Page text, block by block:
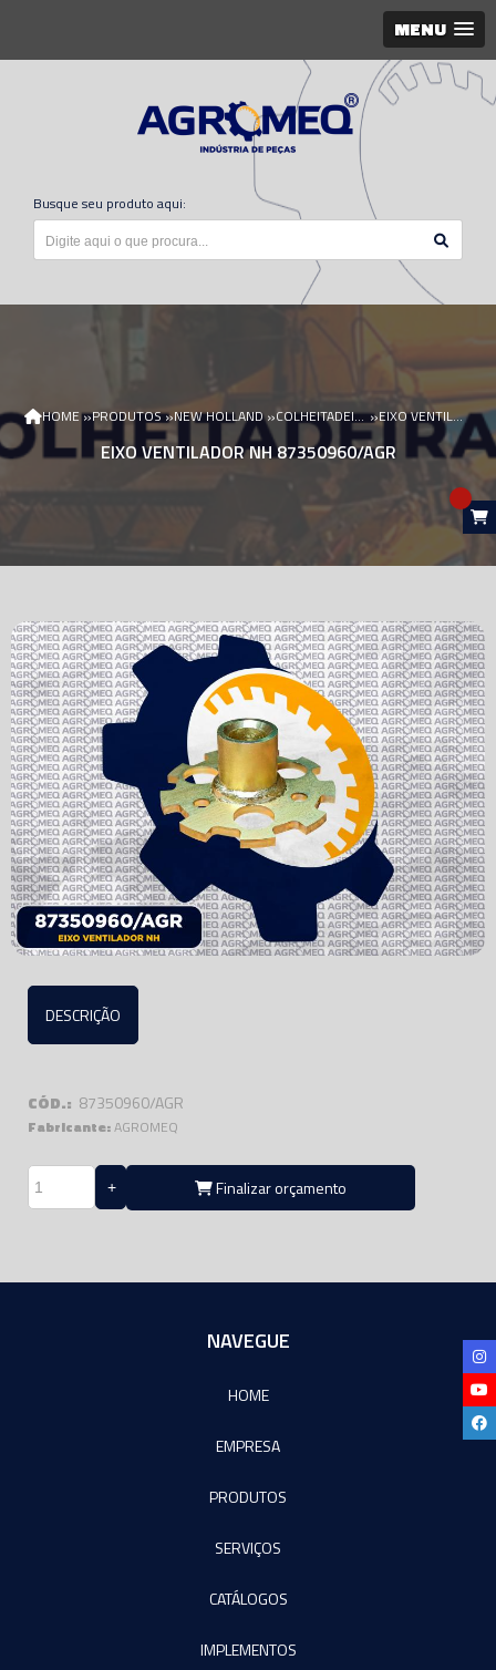
MENU
Busque seu produto aqui:
HOME »PRODUTOS»NEW HOLLAND» COLHEITADEIRA NEW HOLLAND » EIXO VENTILADOR NH 87350960/AGR
EIXO VENTILADOR NH 87350960/AGR
DESCRIÇÃO
CÓD.: 87350960/AGR
Fabricante:AGROMEQ
Finalizar orçamento
NAVEGUE
HOME
EMPRESA
PRODUTOS
SERVIÇOS
CATÁLOGOS
IMPLEMENTOS